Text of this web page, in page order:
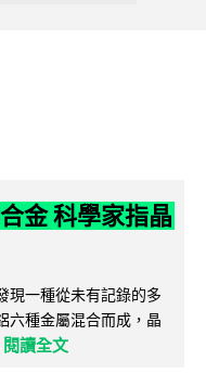
金 科學家指晶
現一種從未有記錄的多
六種金屬混合而成，晶
閱讀全文